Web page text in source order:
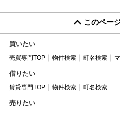
このペー
買いたい
売買専門TOP 物件検索 町名検索
借りたい
賃貸専門TOP 物件検索 町名検索
売りたい